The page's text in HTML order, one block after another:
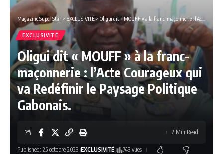
Magazine Super Star > EXCLUSIVITÉ> Oligui dit « MOUFF » à la franc-maçonnerie : l’Acte Courageux qui va Redéfinir le Paysage Politique Gabonais.
EXCLUSIVITÉ
Oligui dit « MOUFF » à la franc-
maçonnerie : l’Acte Courageux qui
va Redéfinir le Paysage Politique
Gabonais.
Published: 25 octobre 2023 EXCLUSIVITÉ 743 vues
2 Min Read